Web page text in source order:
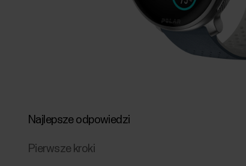
Najlepsze odpowiedzi
Pierwsze kroki